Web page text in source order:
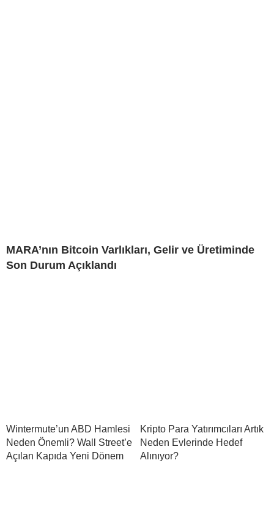
MARA’nın Bitcoin Varlıkları, Gelir ve Üretiminde
Son Durum Açıklandı
Wintermute’un ABD Hamlesi
Neden Önemli? Wall Street’e
Açılan Kapıda Yeni Dönem
Kripto Para Yatırımcıları Artık
Neden Evlerinde Hedef
Alınıyor?